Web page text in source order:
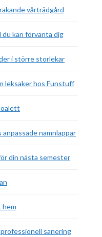
vårträdgård
du kan förvänta dig
i större storlekar
leksaker hos Funstuff
namnlappar
din nästa semester
hem
sanering